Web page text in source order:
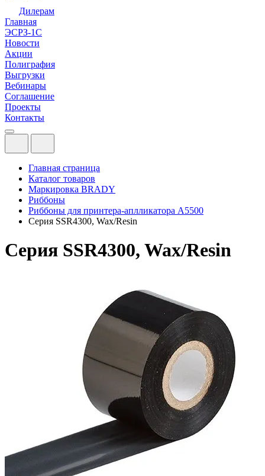
Дилерам
Главная
ЭСРЗ-1С
Новости
Акции
Полиграфия
Выгрузки
Вебинары
Соглашение
Проекты
Контакты
Главная страница
Каталог товаров
Маркировка BRADY
Риббоны
Риббоны для принтера-аплликатора А5500
Серия SSR4300, Wax/Resin
Серия SSR4300, Wax/Resin